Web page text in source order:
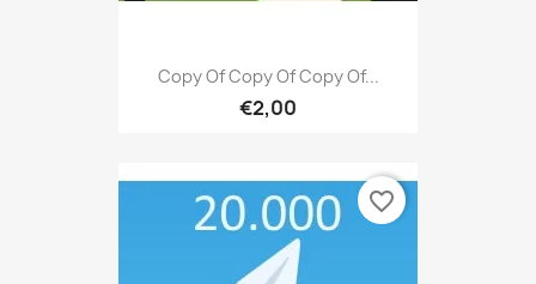
Copy Of Copy Of Copy Of...
€2,00
favorite_border